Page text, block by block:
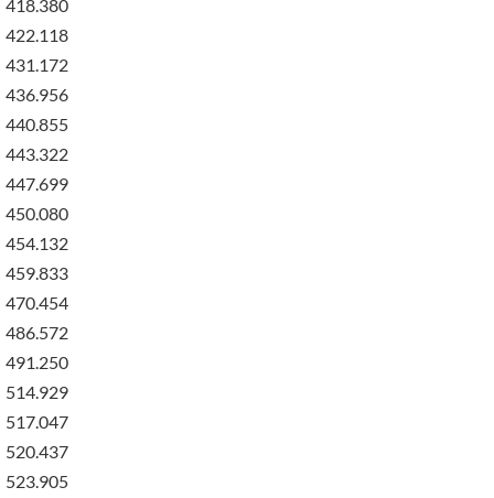
418.380
422.118
431.172
436.956
440.855
443.322
447.699
450.080
454.132
459.833
470.454
486.572
491.250
514.929
517.047
520.437
523.905